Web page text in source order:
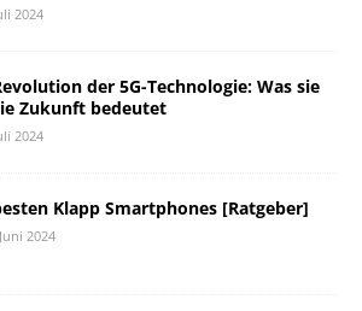
2024
der 5G-Technologie: Was sie
Zukunft bedeutet
2024
Klapp Smartphones [Ratgeber]
2024